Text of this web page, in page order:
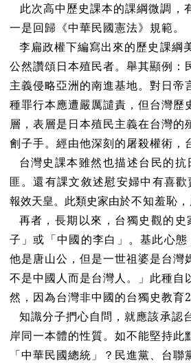
此次高中歷史課本的課綱微調，
一是回歸《中華民國憲法》規範。
李扁政權下編寫出來的歷史課綱
公然讚頌日本殖民者。舉其顯例
主義侵略亞洲的南進基地。對日
種罪行本應遭嚴厲譴責，但台灣
層，表層是日本殖民主義在台灣
劊子手。經由他深刻的屠殺權術，
台灣史課本雖然也描述台民的
匪。還有課文敘述慰安婦中有喜歡
報效天皇。此類史家由於不知羞恥
再者，長期以來，台獨史觀的
子」或「中國的李白」。基此心
他是唐山公，但是一世祖婆是台
不是中國人而是台灣人。」此種
然，因為台灣非中國的台獨史教育
知識分子捫心自問，就應該承認
岸同一本體的性質。如不能堅持
「中華民國總統」？民進黨、台